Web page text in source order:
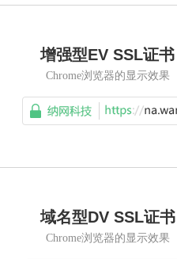
增强型EV SSL证书
Chrome浏览器的显示效果
域名型DV SSL证书
Chrome浏览器的显示效果